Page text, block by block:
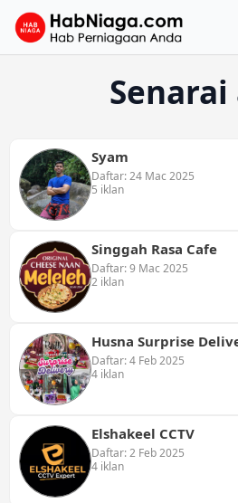
Syam
Daftar: 24 Mac 2025
5 iklan
Singgah Rasa Cafe
Daftar: 9 Mac 2025
2 iklan
Husna Surprise
Daftar: 4 Feb 2025
4 iklan
Elshakeel CCTV
Daftar: 2 Feb 2025
4 iklan